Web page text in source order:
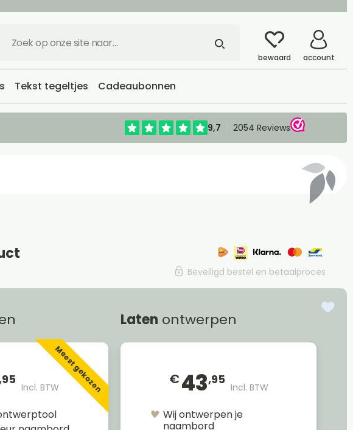
bewaard account
Tekst tegeltjes Cadeaubonnen
Beveiligd bestel en betaalproces
,95
Incl. BTWMeest gekozen
Laten ontwerpen
€43,95
Incl. BTW
Wij ontwerpen je
naambord